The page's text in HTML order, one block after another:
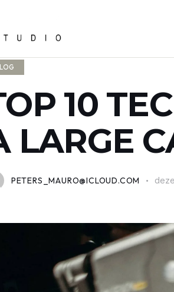
10
LARGE
PETERS_MAURO@ICLOUD.COM